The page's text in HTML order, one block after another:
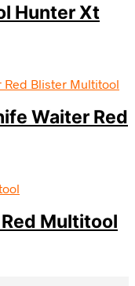
Hunter Xt
Waiter Red
Multitool